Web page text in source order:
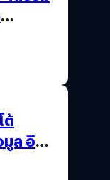
ต้
มูล อีก